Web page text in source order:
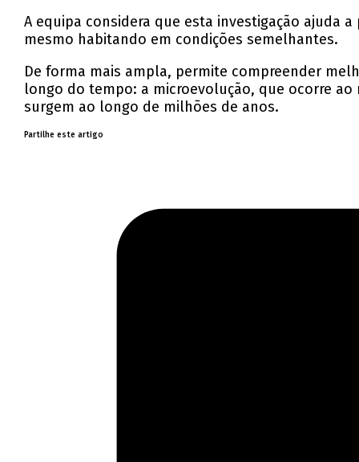
A equipa considera que esta investigação ajuda
mesmo habitando em condições semelhantes.
De forma mais ampla, permite compreender
longo do tempo: a microevolução, que ocorre
surgem ao longo de milhões de anos.
Partilhe este artigo